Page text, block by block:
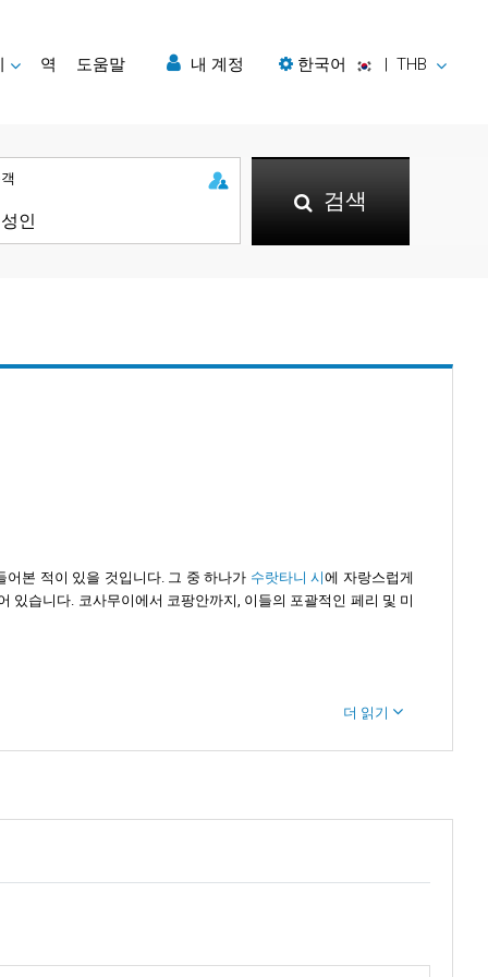
역 도움말 내 계정 한국어 | THB
검색
본 적이 있을 것입니다. 그 중 하나가 수랏타니 시에 자랑스럽게
있습니다. 코사무이에서 코팡안까지, 이들의 포괄적인 페리 및 미
로운 모습이 여러분 앞에 펼쳐집니다.
람들은 태국만의 빛나는 해변에 매료되고, 다른 사람들은 고대
더 읽기